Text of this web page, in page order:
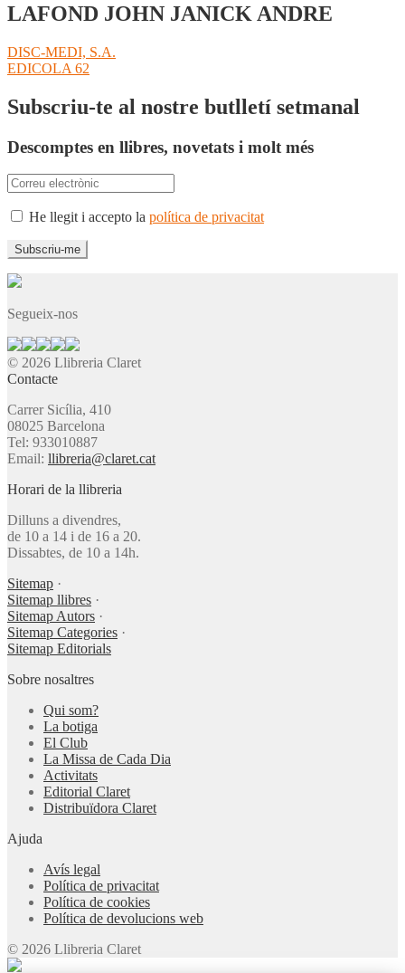
LAFOND JOHN JANICK ANDRE
Navegació
d'entrades
Entrada
anterior:
DISC-MEDI, S.A.
Pròxima
EDICOLA 62
Subscriu-te al nostre butlletí setmanal
Descomptes en llibres, novetats i molt més
He llegit i accepto la política de privacitat
Segueix-nos
© 2026 Llibreria Claret
Contacte
Carrer Sicília, 410
08025 Barcelona
Tel: 933010887
Email: llibreria@claret.cat
Horari de la llibreria
Dilluns a divendres,
de 10 a 14 i de 16 a 20.
Dissabtes, de 10 a 14h.
Sitemap ·
Sitemap llibres ·
Sitemap Autors ·
Sitemap Categories ·
Sitemap Editorials
Sobre nosaltres
Qui som?
La botiga
El Club
La Missa de Cada Dia
Activitats
Editorial Claret
Distribuïdora Claret
Ajuda
Avís legal
Política de privacitat
Política de cookies
Política de devolucions web
© 2026 Llibreria Claret